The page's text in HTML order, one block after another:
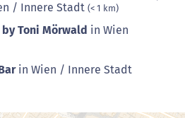
/ Innere Stadt (< 1 km)
Toni Mörwald in Wien
in Wien / Innere Stadt